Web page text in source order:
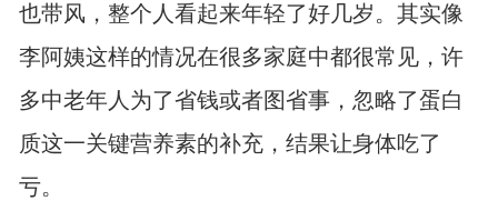
也带风，整个人看起来年轻了好几岁。其实像
李阿姨这样的情况在很多家庭中都很常见，许
多中老年人为了省钱或者图省事，忽略了蛋白
质这一关键营养素的补充，结果让身体吃了
亏。